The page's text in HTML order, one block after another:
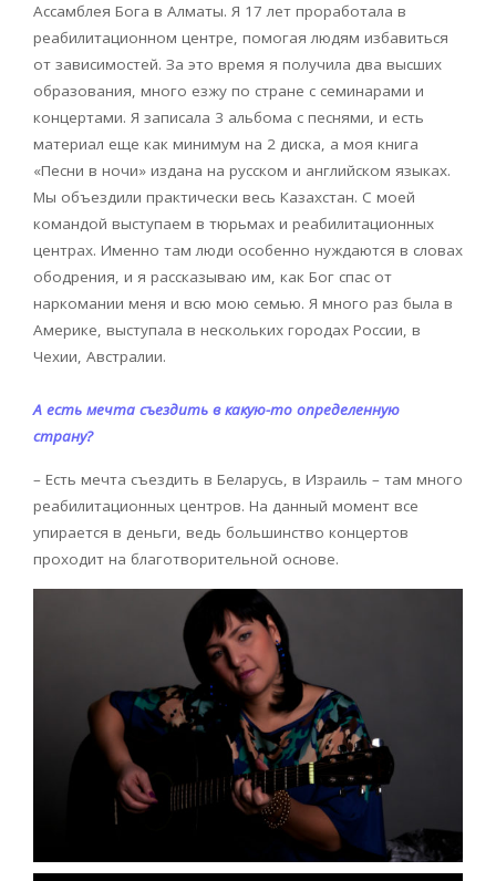
Ассамблея Бога в Алматы. Я 17 лет проработала в
реабилитационном центре, помогая людям избавиться
от зависимостей. За это время я получила два высших
образования, много езжу по стране с семинарами и
концертами. Я записала 3 альбома с песнями, и есть
материал еще как минимум на 2 диска, а моя книга
«Песни в ночи» издана на русском и английском языках.
Мы объездили практически весь Казахстан. С моей
командой выступаем в тюрьмах и реабилитационных
центрах. Именно там люди особенно нуждаются в словах
ободрения, и я рассказываю им, как Бог спас от
наркомании меня и всю мою семью. Я много раз была в
Америке, выступала в нескольких городах России, в
Чехии, Австралии.
А есть мечта съездить в какую-то определенную
страну?
– Есть мечта съездить в Беларусь, в Израиль – там много
реабилитационных центров. На данный момент все
упирается в деньги, ведь большинство концертов
проходит на благотворительной основе.